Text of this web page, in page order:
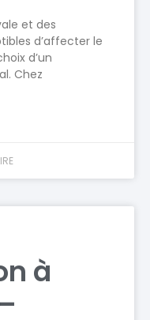
et des
d’affecter le
d’un
Chez
à